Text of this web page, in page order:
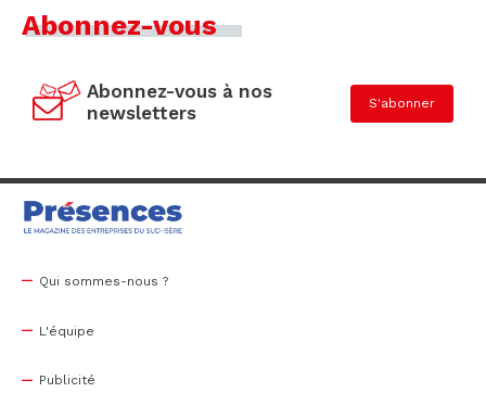
Abonnez-vous
Abonnez-vous à nos
newsletters
S'abonner
Qui sommes-nous ?
L'équipe
Publicité